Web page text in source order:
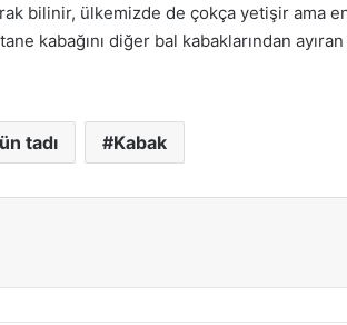
bilinir, ülkemizde de çokça yetişir ama
kabağını diğer bal kabaklarından
tadı Kabak